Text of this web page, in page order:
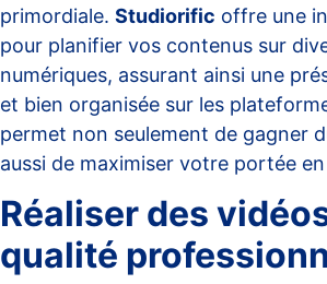
primordiale. Studiorific offre une
pour planifier vos contenus sur
numériques, assurant ainsi une
et bien organisée sur les
permet non seulement de gagner
aussi de maximiser votre portée
Réaliser des
qualité